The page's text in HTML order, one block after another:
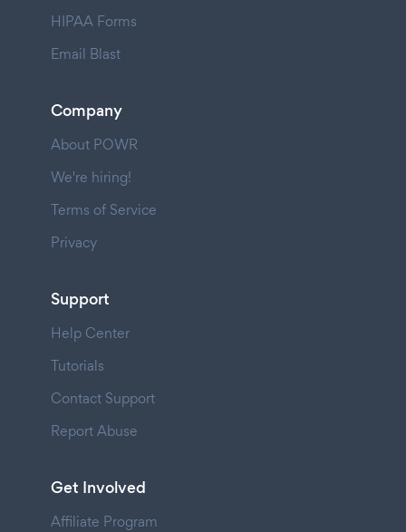
HIPAA Forms
Email Blast
Company
About POWR
We're hiring!
Terms of Service
Privacy
Support
Help Center
Tutorials
Contact Support
Report Abuse
Get Involved
Affiliate Program